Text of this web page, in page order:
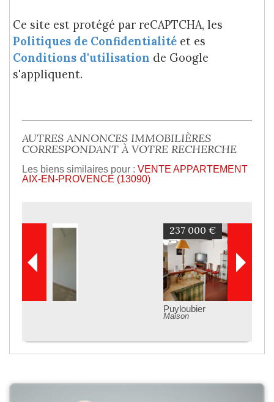
Ce site est protégé par reCAPTCHA, les
Politiques de Confidentialité et es
Conditions d'utilisation de Google
s'appliquent.
AUTRES ANNONCES IMMOBILIÈRES
CORRESPONDANT À VOTRE RECHERCHE
Les biens similaires pour : VENTE APPARTEMENT
AIX-EN-PROVENCE (13090)